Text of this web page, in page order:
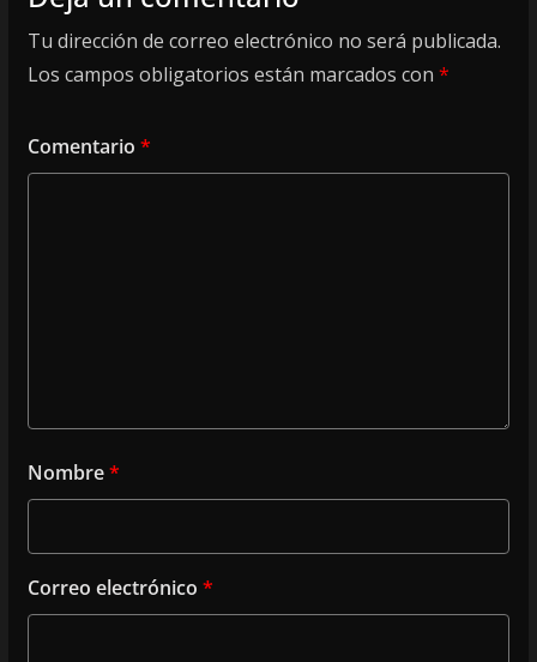
Tu dirección de correo electrónico no será publicada.
Los campos obligatorios están marcados con *
Comentario *
Nombre*
Correo electrónico *